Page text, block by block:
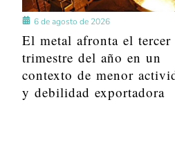
6 de agosto de 2026
El metal afronta el tercer
trimestre del año en un
contexto de menor
y debilidad exportadora